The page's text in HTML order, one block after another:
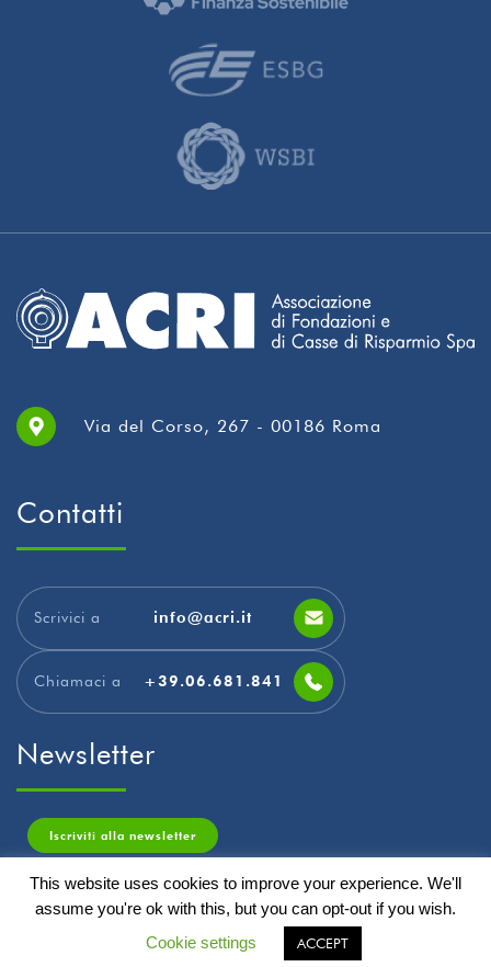
Via del Corso, 267 - 00186 Roma
Contatti
Scrivici a info@acri.it
Chiamaci a +39.06.681.841
Newsletter
Iscriviti alla newsletter
© 2026. Designed & Developed by Geb Software All Rights Reserved
This website uses cookies to improve your experience. We'll
assume you're ok with this, but you can opt-out if you wish.
Cookie settings
ACCEPT